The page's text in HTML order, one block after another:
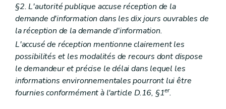
§2. L'autorité publique accuse réception de la
demande d'information dans les dix jours ouvrables de
la réception de la demande d'information.
L'accusé de réception mentionne clairement les
possibilités et les modalités de recours dont dispose
le demandeur et précise le délai dans lequel les
informations environnementales pourront lui être
fournies conformément à l'article D.16, §1er.